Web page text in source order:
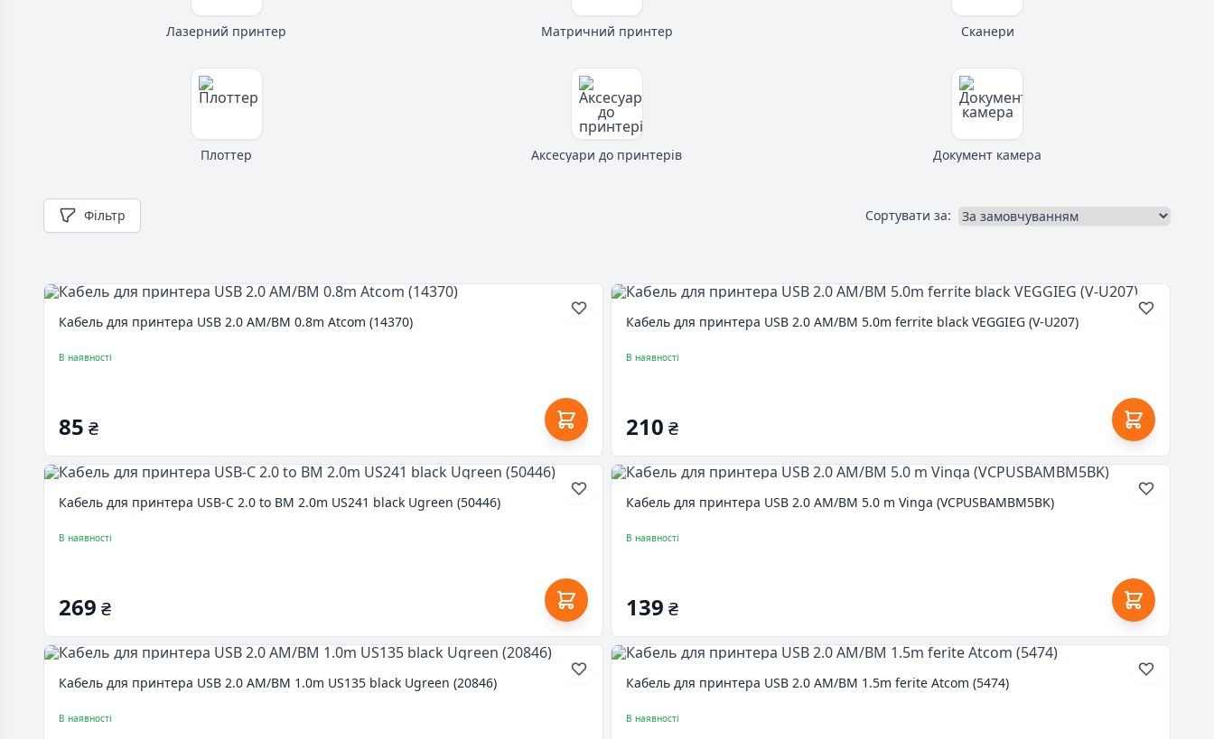
Лазерний принтер Матричний принтер Сканери
Плоттер Аксесуари до принтерів Документ камера
Фільтр Сортувати за:
Кабель для принтера USB 2.0 AM/BM 0.8m Atcom (14370)
В наявності
85 ₴
Кабель для принтера USB 2.0 AM/BM 5.0m ferrite black VEGGIEG (V-U207)
В наявності
210 ₴
Кабель для принтера USB-C 2.0 to BM 2.0m US241 black Ugreen (50446)
В наявності
269 ₴
Кабель для принтера USB 2.0 AM/BM 5.0 m Vinga (VCPUSBAMBM5BK)
В наявності
139 ₴
Кабель для принтера USB 2.0 AM/BM 1.0m US135 black Ugreen (20846)
В наявності
Кабель для принтера USB 2.0 AM/BM 1.5m ferite Atcom (5474)
В наявності